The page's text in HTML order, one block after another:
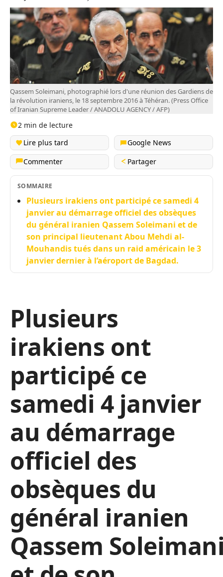
Qassem Soleimani, photographié lors d'une réunion des Gardiens de
la révolution iraniens, le 18 septembre 2016 à Téhéran. (Press Office
of Iranian Supreme Leader / ANADOLU AGENCY / AFP)
2 min de lecture
Lire plus tard
Google News
Commenter
Partager
SOMMAIRE
Plusieurs irakiens ont participé ce samedi 4
janvier au démarrage officiel des obsèques
du général iranien Qassem Soleimani et de
son principal lieutenant Abou Mehdi al-
Mouhandis tués dans un raid américain le 3
janvier dernier à l’aéroport de Bagdad.
Plusieurs
irakiens ont
participé ce
samedi 4 janvier
au démarrage
officiel des
obsèques du
général iranien
Qassem